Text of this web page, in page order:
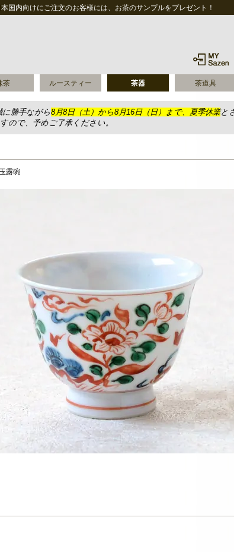
本国内向けにご注文のお客様には、お茶のサンプルをプレゼント！
茶 ルースティー 茶器 茶道具
勝手ながら8月8日（土）から8月16日（日）まで、夏季休業と
ので、予めご了承ください。
露碗